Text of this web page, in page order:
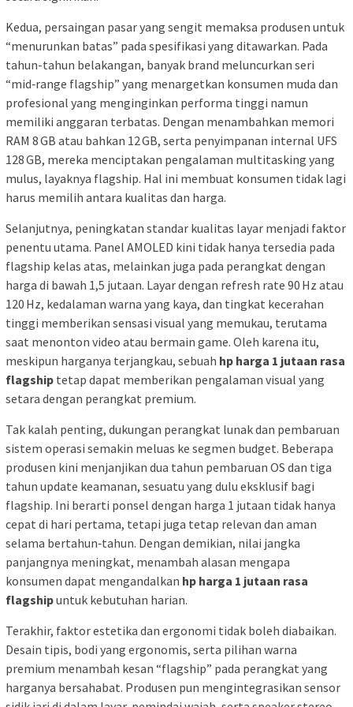
Kedua, persaingan pasar yang sengit memaksa produsen untuk
“menurunkan batas” pada spesifikasi yang ditawarkan. Pada
tahun-tahun belakangan, banyak brand meluncurkan seri
“mid‑range flagship” yang menargetkan konsumen muda dan
profesional yang menginginkan performa tinggi namun
memiliki anggaran terbatas. Dengan menambahkan memori
RAM 8 GB atau bahkan 12 GB, serta penyimpanan internal UFS
128 GB, mereka menciptakan pengalaman multitasking yang
mulus, layaknya flagship. Hal ini membuat konsumen tidak lagi
harus memilih antara kualitas dan harga.
Selanjutnya, peningkatan standar kualitas layar menjadi faktor
penentu utama. Panel AMOLED kini tidak hanya tersedia pada
flagship kelas atas, melainkan juga pada perangkat dengan
harga di bawah 1,5 jutaan. Layar dengan refresh rate 90 Hz atau
120 Hz, kedalaman warna yang kaya, dan tingkat kecerahan
tinggi memberikan sensasi visual yang memukau, terutama
saat menonton video atau bermain game. Oleh karena itu,
meskipun harganya terjangkau, sebuah hp harga 1 jutaan rasa
flagship tetap dapat memberikan pengalaman visual yang
setara dengan perangkat premium.
Tak kalah penting, dukungan perangkat lunak dan pembaruan
sistem operasi semakin meluas ke segmen budget. Beberapa
produsen kini menjanjikan dua tahun pembaruan OS dan tiga
tahun update keamanan, sesuatu yang dulu eksklusif bagi
flagship. Ini berarti ponsel dengan harga 1 jutaan tidak hanya
cepat di hari pertama, tetapi juga tetap relevan dan aman
selama bertahun‑tahun. Dengan demikian, nilai jangka
panjangnya meningkat, menambah alasan mengapa
konsumen dapat mengandalkan hp harga 1 jutaan rasa
flagshipuntuk kebutuhan harian.
Terakhir, faktor estetika dan ergonomi tidak boleh diabaikan.
Desain tipis, bodi yang ergonomis, serta pilihan warna
premium menambah kesan “flagship” pada perangkat yang
harganya bersahabat. Produsen pun mengintegrasikan sensor